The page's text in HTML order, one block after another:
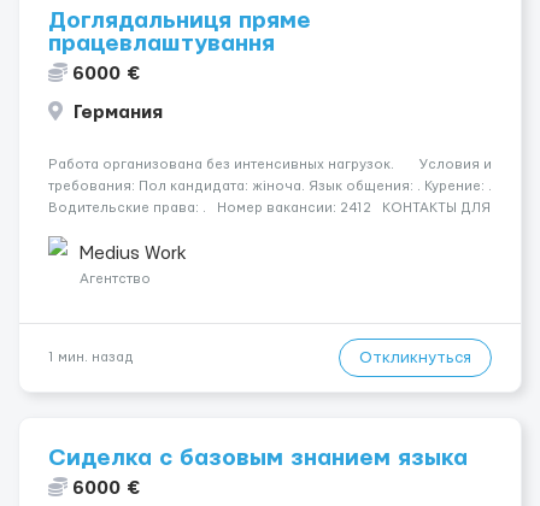
Доглядальниця пряме
працевлаштування
6000 €
Германия
Работа организована без интенсивных нагрузок. Условия и
требования: Пол кандидата: жіноча. Язык общения: . Курение: .
Водительские права: . Номер вакансии: 2412 КОНТАКТЫ ДЛЯ
Medius Work
Агентство
1 мин. назад Откликнуться
Сиделка с базовым знанием языка
6000 €